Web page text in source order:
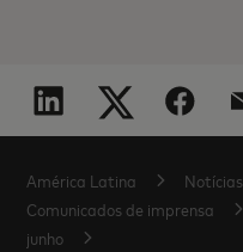
América Latina
Notícias
Comunicados de imprensa
junho